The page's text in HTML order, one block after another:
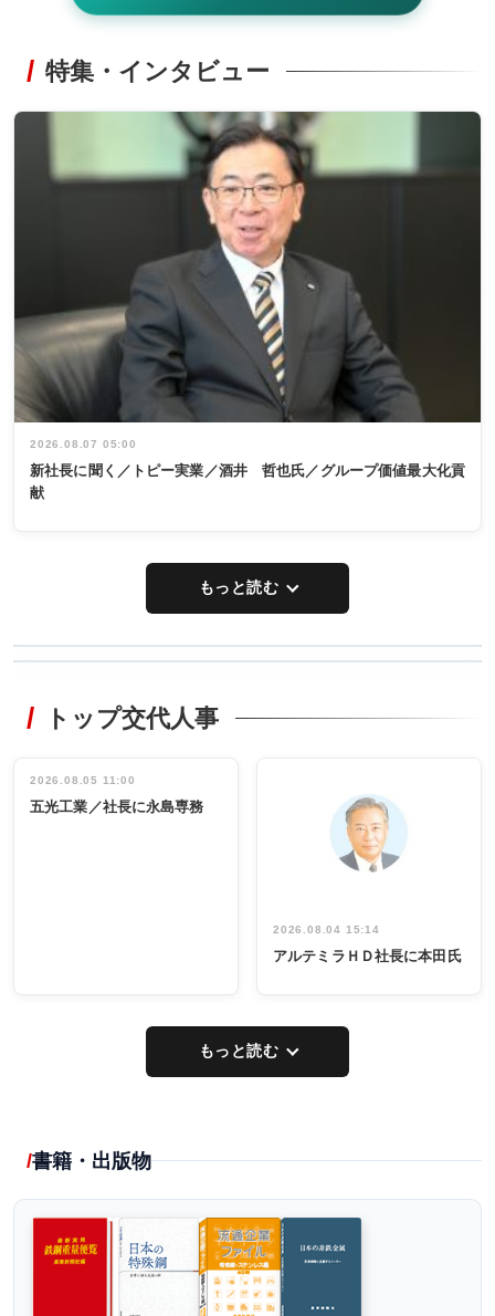
特集・インタビュー
2026.08.07 05:00
新社長に聞く／トピー実業／酒井 哲也氏／グループ価値最大化貢
献
もっと読む
非鉄業界で
インタビュ
ー／社内ア
タックトレー
祝う 業界関
係者ら220人
出席
トップ交代人事
2026.08.05 11:00
五光工業／社長に永島専務
2026.08.04 15:14
アルテミラＨＤ社長に本田氏
もっと読む
書籍・出版物